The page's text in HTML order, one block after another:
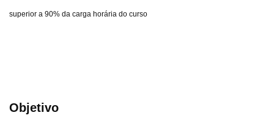
superior a 90% da carga horária do curso
Objetivo